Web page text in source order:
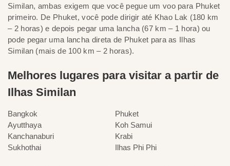
Similan, ambas exigem que você pegue um voo para Phuket
primeiro. De Phuket, você pode dirigir até Khao Lak (180 km
– 2 horas) e depois pegar uma lancha (67 km – 1 hora) ou
pode pegar uma lancha direta de Phuket para as Ilhas
Similan (mais de 100 km – 2 horas).
Melhores lugares para visitar a partir de
Ilhas Similan
Bangkok
Ayutthaya
Kanchanaburi
Sukhothai
Phuket
Koh Samui
Krabi
Ilhas Phi Phi